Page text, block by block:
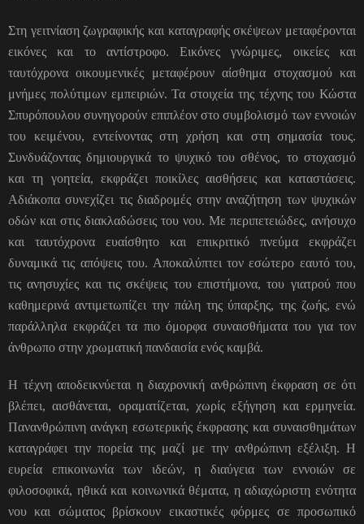
Στη γειτνίαση ζωγραφικής και καταγραφής σκέψεων μεταφέρονται
εικόνες και το αντίστροφο. Εικόνες γνώριμες, οικείες και
ταυτόχρονα οικουμενικές μεταφέρουν αίσθημα στοχασμού και
μνήμες πολύτιμων εμπειριών. Τα στοιχεία της τέχνης του Κώστα
Σπυρόπουλου συνηγορούν επιπλέον στο συμβολισμό των εννοιών
του κειμένου, εντείνοντας στη χρήση και στη σημασία τους.
Συνδυάζοντας δημιουργικά το ψυχικό του σθένος, το στοχασμό
και τη γοητεία, εκφράζει ποικίλες αισθήσεις και καταστάσεις.
Αδιάκοπα συνεχίζει τις διαδρομές στην αναζήτηση των ψυχικών
οδών και στις διακλαδώσεις του νου. Με περιπετειώδες, ανήσυχο
και ταυτόχρονα ευαίσθητο και επικριτικό πνεύμα εκφράζει
δυναμικά τις απόψεις του. Αποκαλύπτει τον εσώτερο εαυτό του,
τις ανησυχίες και τις σκέψεις του επιστήμονα, του γιατρού που
καθημερινά αντιμετωπίζει την πάλη της ύπαρξης, της ζωής, ενώ
παράλληλα εκφράζει τα πιο όμορφα συναισθήματα του για τον
άνθρωπο στην χρωματική πανδαισία ενός καμβά.
Η τέχνη αποδεικνύεται η διαχρονική ανθρώπινη έκφραση σε ότι
βλέπει, αισθάνεται, οραματίζεται, χωρίς εξήγηση και ερμηνεία.
Πανανθρώπινη ανάγκη εσωτερικής έκφρασης και συναισθημάτων
καταγράφει την πορεία της μαζί με την ανθρώπινη εξέλιξη. Η
ευρεία επικοινωνία των ιδεών, η διαύγεια των εννοιών σε
φιλοσοφικά, ηθικά και κοινωνικά θέματα, η αδιαχώριστη ενότητα
νου και σώματος βρίσκουν εικαστικές φόρμες σε προσωπικό